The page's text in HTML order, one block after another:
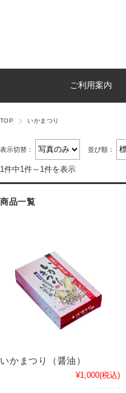
ご利用案内
TOP いかまつり
表示切替： 並び順：
1件中1件～1件を表示
商品一覧
いかまつり（醤油）
¥1,000(税込)